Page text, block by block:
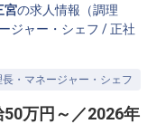
宮の求人情報（調理
ジャー・シェフ /正社
長・マネージャー・シェフ
万円～／2026年